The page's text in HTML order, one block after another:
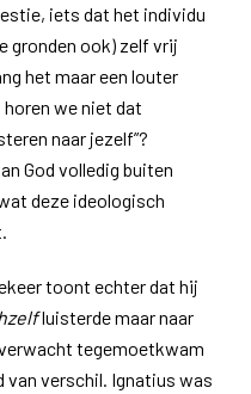
iets dat het individu
gronden ook) zelf vrij
het maar een louter
we niet dat
naar jezelf”?
God volledig buiten
deze ideologisch
toont echter dat hij
luisterde maar naar
tegemoetkwam
verschil. Ignatius was